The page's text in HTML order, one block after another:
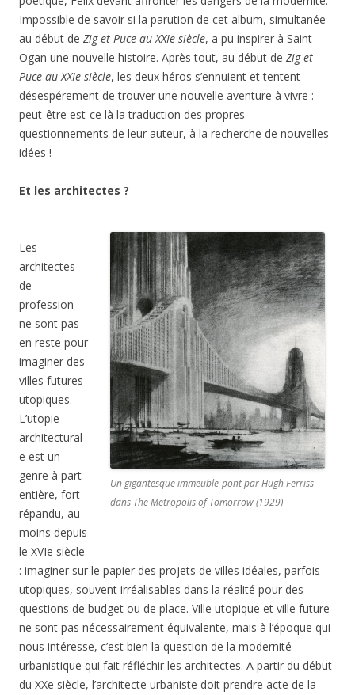
Impossible de savoir si la parution de cet album, simultanée
au début de Zig et Puce au XXIe siècle, a pu inspirer à Saint-
Ogan une nouvelle histoire. Après tout, au début de Zig et
Puce au XXIe siècle, les deux héros s’ennuient et tentent
désespérement de trouver une nouvelle aventure à vivre :
peut-être est-ce là la traduction des propres
questionnements de leur auteur, à la recherche de nouvelles
idées !
Et les architectes ?
Un gigantesque immeuble-pont par Hugh Ferriss
dans The Metropolis of Tomorrow (1929)
Les
architectes
de
profession
ne sont pas
en reste pour
imaginer des
villes futures
utopiques.
L’utopie
architectural
e est un
genre à part
entière, fort
répandu, au
moins depuis
le XVIe siècle
: imaginer sur le papier des projets de villes idéales, parfois
utopiques, souvent irréalisables dans la réalité pour des
questions de budget ou de place. Ville utopique et ville future
ne sont pas nécessairement équivalente, mais à l’époque qui
nous intéresse, c’est bien la question de la modernité
urbanistique qui fait réfléchir les architectes. A partir du début
du XXe siècle, l’architecte urbaniste doit prendre acte de la